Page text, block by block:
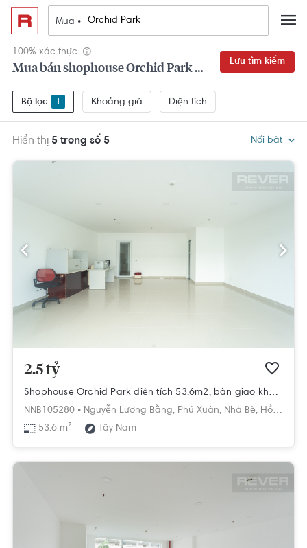
Mua •
100% xác thực
Mua bán shophouse Orchid Park Nhà Bè đẹp,
Lưu tìm kiếm
Bộ lọc 1 Khoảng giá Diện tích
Hiển thị 5 trong số 5 Nổi bật
2.5 tỷ
Shophouse Orchid Park diện tích 53.6m2, bàn giao không nội thất.
NNB105280 • Nguyễn Lương Bằng, Phú Xuân, Nhà Bè, Hồ Chí Minh
53.6 m²
Tây Nam